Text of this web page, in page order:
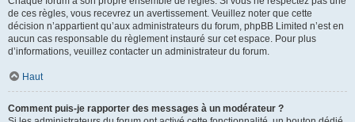
de ces règles, vous recevrez un avertissement. Veuillez noter que cette
décision n’appartient qu’aux administrateurs du forum, phpBB Limited n’est en
aucun cas responsable du règlement instauré sur cet espace. Pour plus
d’informations, veuillez contacter un administrateur du forum.
Haut
Comment puis-je rapporter des messages à un modérateur ?